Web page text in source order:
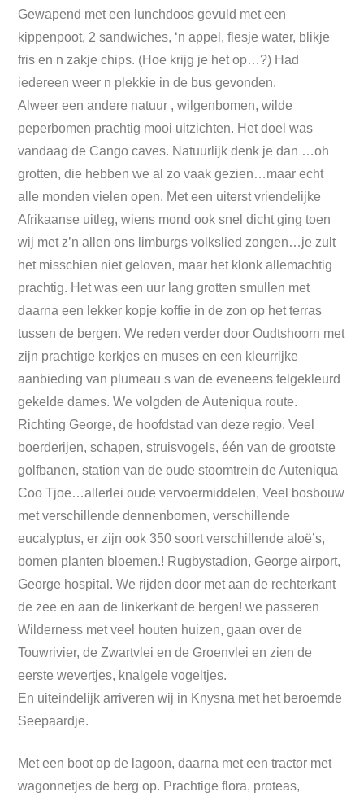
Gewapend met een lunchdoos gevuld met een
kippenpoot, 2 sandwiches, ‘n appel, flesje water, blikje
fris en n zakje chips. (Hoe krijg je het op…?) Had
iedereen weer n plekkie in de bus gevonden.
Alweer een andere natuur , wilgenbomen, wilde
peperbomen prachtig mooi uitzichten. Het doel was
vandaag de Cango caves. Natuurlijk denk je dan …oh
grotten, die hebben we al zo vaak gezien…maar echt
alle monden vielen open. Met een uiterst vriendelijke
Afrikaanse uitleg, wiens mond ook snel dicht ging toen
wij met z’n allen ons limburgs volkslied zongen…je zult
het misschien niet geloven, maar het klonk allemachtig
prachtig. Het was een uur lang grotten smullen met
daarna een lekker kopje koffie in de zon op het terras
tussen de bergen. We reden verder door Oudtshoorn met
zijn prachtige kerkjes en muses en een kleurrijke
aanbieding van plumeau s van de eveneens felgekleurd
gekelde dames. We volgden de Auteniqua route.
Richting George, de hoofdstad van deze regio. Veel
boerderijen, schapen, struisvogels, één van de grootste
golfbanen, station van de oude stoomtrein de Auteniqua
Coo Tjoe…allerlei oude vervoermiddelen, Veel bosbouw
met verschillende dennenbomen, verschillende
eucalyptus, er zijn ook 350 soort verschillende aloë’s,
bomen planten bloemen.! Rugbystadion, George airport,
George hospital. We rijden door met aan de rechterkant
de zee en aan de linkerkant de bergen! we passeren
Wilderness met veel houten huizen, gaan over de
Touwrivier, de Zwartvlei en de Groenvlei en zien de
eerste wevertjes, knalgele vogeltjes.
En uiteindelijk arriveren wij in Knysna met het beroemde
Seepaardje.
Met een boot op de lagoon, daarna met een tractor met
wagonnetjes de berg op. Prachtige flora, proteas,